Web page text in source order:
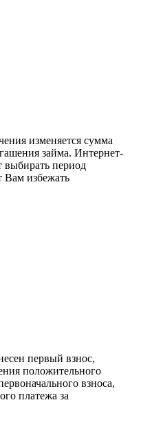
изменяется сумма
займа. Интернет-
выбирать период
Вам избежать
первый взнос,
положительного
взноса,
платежа за